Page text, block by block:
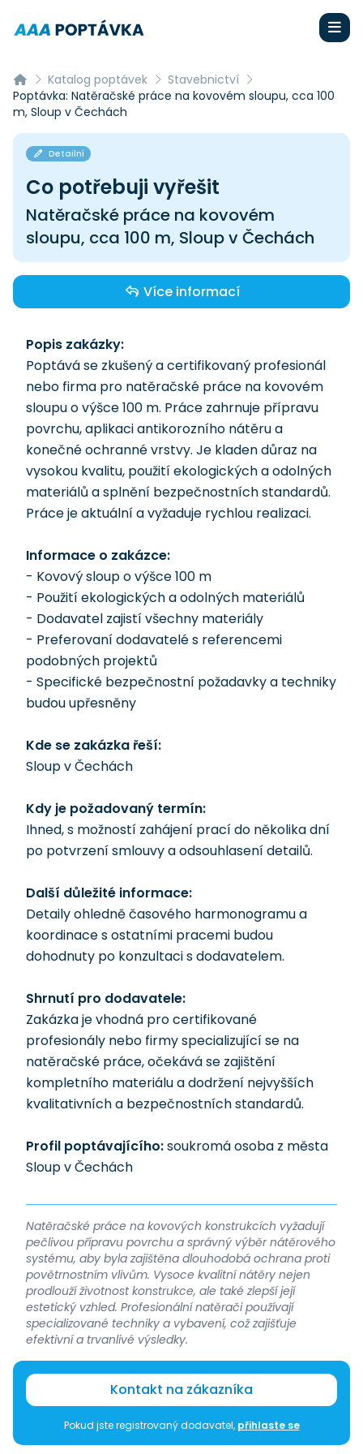
Katalog poptávek
Stavebnictví
Poptávka: Natěračské práce na kovovém sloupu, cca 100
m, Sloup v Čechách
Detailní
Co potřebuji vyřešit
Natěračské práce na kovovém
sloupu, cca 100 m, Sloup v Čechách
Více informací
Popis zakázky:
Poptává se zkušený a certifikovaný profesionál
nebo firma pro natěračské práce na kovovém
sloupu o výšce 100 m. Práce zahrnuje přípravu
povrchu, aplikaci antikorozního nátěru a
konečné ochranné vrstvy. Je kladen důraz na
vysokou kvalitu, použití ekologických a odolných
materiálů a splnění bezpečnostních standardů.
Práce je aktuální a vyžaduje rychlou realizaci.
Informace o zakázce:
- Kovový sloup o výšce 100 m
- Použití ekologických a odolných materiálů
- Dodavatel zajistí všechny materiály
- Preferovaní dodavatelé s referencemi
podobných projektů
- Specifické bezpečnostní požadavky a techniky
budou upřesněny
Kde se zakázka řeší:
Sloup v Čechách
Kdy je požadovaný termín:
Ihned, s možností zahájení prací do několika dní
po potvrzení smlouvy a odsouhlasení detailů.
Další důležité informace:
Detaily ohledně časového harmonogramu a
koordinace s ostatními pracemi budou
dohodnuty po konzultaci s dodavatelem.
Shrnutí pro dodavatele:
Zakázka je vhodná pro certifikované
profesionály nebo firmy specializující se na
natěračské práce, očekává se zajištění
kompletního materiálu a dodržení nejvyšších
kvalitativních a bezpečnostních standardů.
Profil poptávajícího:soukromá osoba z města
Sloup v Čechách
Natěračské práce na kovových konstrukcích vyžadují
pečlivou přípravu povrchu a správný výběr nátěrového
systému, aby byla zajištěna dlouhodobá ochrana proti
povětrnostním vlivům. Vysoce kvalitní nátěry nejen
prodlouží životnost konstrukce, ale také zlepší její
estetický vzhled. Profesionální natěrači používají
specializované techniky a vybavení, což zajišťuje
efektivní a trvanlivé výsledky.
Kontakt na zákazníka
Pokud jste registrovaný dodavatel, přihlaste se